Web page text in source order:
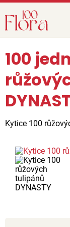
100
Kytice 100